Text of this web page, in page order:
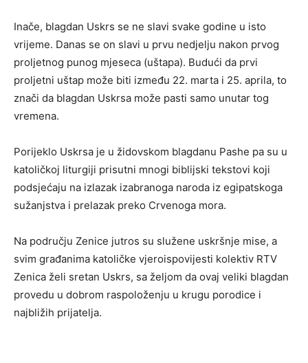
Inače, blagdan Uskrs se ne slavi svake godine u isto
vrijeme. Danas se on slavi u prvu nedjelju nakon prvog
proljetnog punog mjeseca (uštapa). Budući da prvi
proljetni uštap može biti između 22. marta i 25. aprila, to
znači da blagdan Uskrsa može pasti samo unutar tog
vremena.
Porijeklo Uskrsa je u židovskom blagdanu Pashe pa su u
katoličkoj liturgiji prisutni mnogi biblijski tekstovi koji
podsjećaju na izlazak izabranoga naroda iz egipatskoga
sužanjstva i prelazak preko Crvenoga mora.
Na području Zenice jutros su služene uskršnje mise, a
svim građanima katoličke vjeroispovijesti kolektiv RTV
Zenica želi sretan Uskrs, sa željom da ovaj veliki blagdan
provedu u dobrom raspoloženju u krugu porodice i
najbližih prijatelja.